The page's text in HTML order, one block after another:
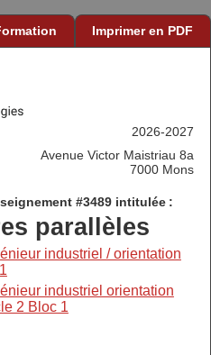
Imprimer en PDF
2026-2027
Avenue Victor Maistriau 8a
7000 Mons
#3489 intitulée :
parallèles
industriel / orientation
industriel orientation
2 Bloc 1